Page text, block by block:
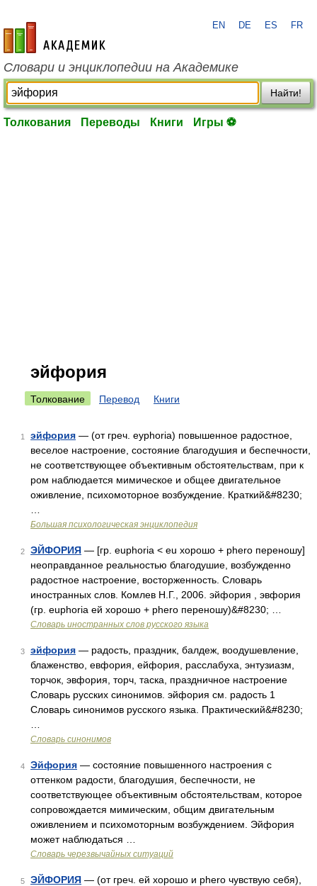
academic.ru
EN DE ES FR
Словари и энциклопедии на Академике
Найти!
Толкования Переводы Книги Игры ⚽
эйфория
Толкование Перевод Книги
1 эйфория — (от греч. eyphoria) повышенное радостное,
веселое настроение, состояние благодушия и беспечности,
не соответствующее объективным обстоятельствам, при к
ром наблюдается мимическое и общее двигательное
оживление, психомоторное возбуждение. Краткий&#8230;
Большая психологическая энциклопедия
2 ЭЙФОРИЯ — [гр. euphoria < eu хорошо + phero переношу]
неоправданное реальностью благодушие, возбужденно
радостное настроение, восторженность. Словарь
иностранных слов. Комлев Н.Г., 2006. эйфория , эвфория
(гр. euphoria ей хорошо + phero переношу)&#8230; …
Словарь иностранных слов русского языка
3 эйфория — радость, праздник, балдеж, воодушевление,
блаженство, евфория, ейфория, расслабуха, энтузиазм,
торчок, эвфория, торч, таска, праздничное настроение
Словарь русских синонимов. эйфория см. радость 1
Словарь синонимов русского языка. Практический&#8230;
Словарь синонимов
4 Эйфория — состояние повышенного настроения с
оттенком радости, благодушия, беспечности, не
соответствующее объективным обстоятельствам, которое
сопровождается мимическим, общим двигательным
оживлением и психомоторным возбуждением. Эйфория
может наблюдаться …
Словарь черезвычайных ситуаций
5 ЭЙФОРИЯ — (от греч. ей хорошо и phero чувствую себя),